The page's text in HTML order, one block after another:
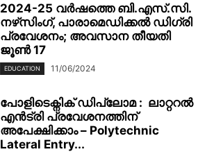
2024-25 വർഷത്തെ ബി.എസ്.സി.
നഴ്‌സിംഗ്, പാരാമെഡിക്കൽ ഡിഗ്രി
പ്രവേശനം; അവസാന തീയതി
ജൂൺ 17
EDUCATION 11/06/2024
പോളിടെക്നിക് ഡിപ്ലോമ : ലാറ്ററൽ
എൻട്രി പ്രവേശനത്തിന്
അപേക്ഷിക്കാം – Polytechnic
Lateral Entry...